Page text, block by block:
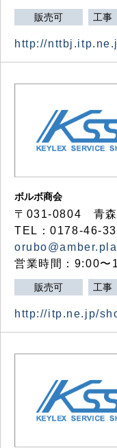
販売可 工事
http://
ボルボ商会
〒031-0804 青森
TEL：0178-46-
営業時間：9:00〜
販売可 工事
http://itp.ne.jp/